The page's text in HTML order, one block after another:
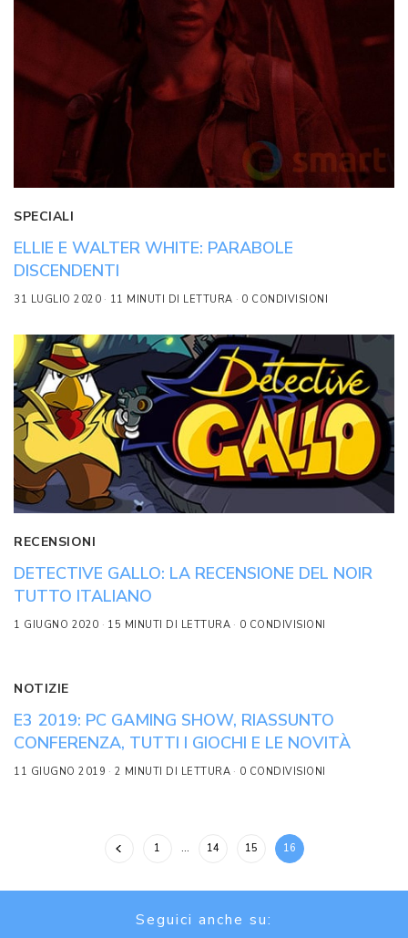
SPECIALI
ELLIE E WALTER WHITE: PARABOLE
DISCENDENTI
31 LUGLIO 2020 11 MINUTI DI LETTURA 0 CONDIVISIONI
RECENSIONI
DETECTIVE GALLO: LA RECENSIONE DEL NOIR
TUTTO ITALIANO
1 GIUGNO 2020 15 MINUTI DI LETTURA 0 CONDIVISIONI
NOTIZIE
E3 2019: PC GAMING SHOW, RIASSUNTO
CONFERENZA, TUTTI I GIOCHI E LE NOVITÀ
11 GIUGNO 2019 2 MINUTI DI LETTURA 0 CONDIVISIONI
1 … 14 15 16
Seguici anche su: